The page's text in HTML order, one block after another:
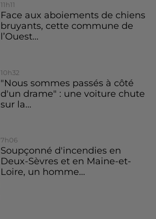
11h11
Face aux aboiements de chiens
bruyants, cette commune de
l’Ouest...
10h32
"Nous sommes passés à côté
d'un drame" : une voiture chute
sur la...
7h06
Soupçonné d'incendies en
Deux-Sèvres et en Maine-et-
Loire, un homme...